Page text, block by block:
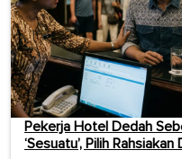
Pekerja Hotel Dedah
‘Sesuatu’, Pilih